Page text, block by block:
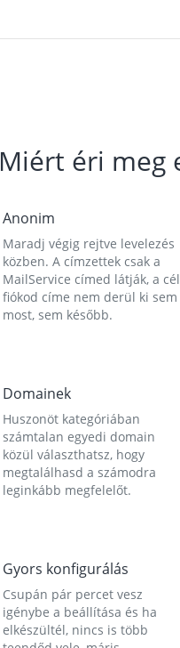
Miért éri meg
Anonim
Maradj végig rejtve levelezés
közben. A címzettek csak a
MailService címed látják, a cél
fiókod címe nem derül ki sem
most, sem később.
Domainek
Huszonöt kategóriában
számtalan egyedi domain
közül választhatsz, hogy
megtalálhasd a számodra
leginkább megfelelőt.
Gyors konfigurálás
Csupán pár percet vesz
igénybe a beállítása és ha
elkészültél, nincs is több